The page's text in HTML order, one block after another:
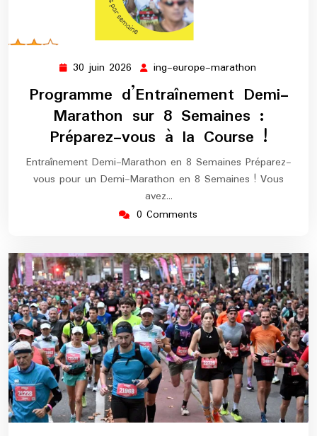
30 juin 2026 30
juin
2026
ing-europe-marathon
europe-
marathon
Programme d’Entraînement Demi-
Marathon sur 8 Semaines :
Préparez-vous à la Course !
Entraînement Demi-Marathon en 8 Semaines Préparez-
vous pour un Demi-Marathon en 8 Semaines ! Vous
avez…
0 Comments